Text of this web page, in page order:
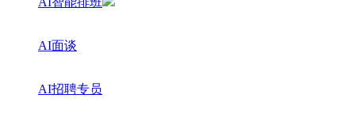
AI面谈
AI招聘专员